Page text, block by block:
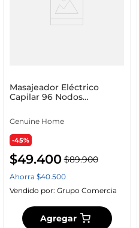
Masajeador Eléctrico
Capilar 96 Nodos
5v 5v Verde
Genuine Home
-45%
$49.400 $89.900
Ahorra $40.500
Vendido por: Grupo Comercia
Agregar